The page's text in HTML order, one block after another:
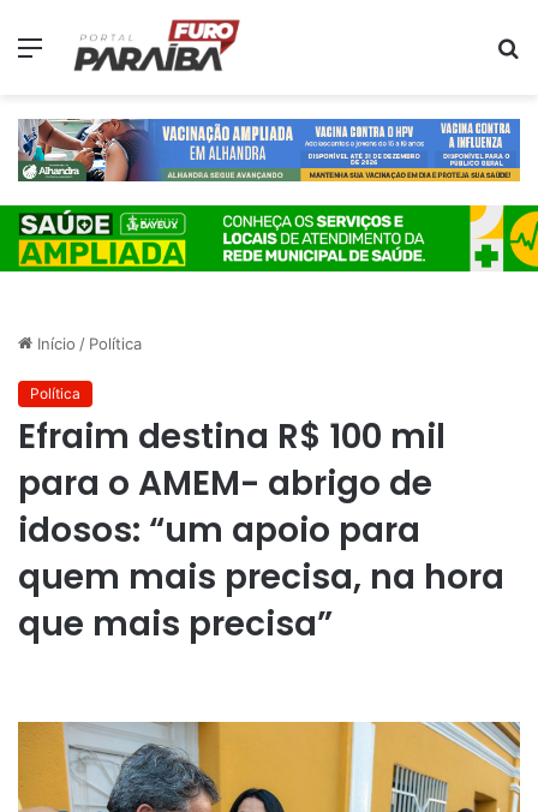
Menu
Início / Política
Política
Efraim destina R$ 100 mil
para o AMEM- abrigo de
idosos: “um apoio para
quem mais precisa, na hora
que mais precisa”